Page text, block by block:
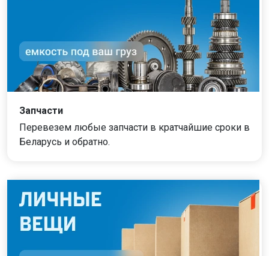
Запчасти
Перевезем любые запчасти в кратчайшие сроки в
Беларусь и обратно.